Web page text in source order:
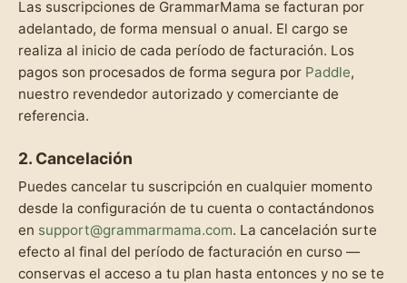
Las suscripciones de GrammarMama se facturan por
adelantado, de forma mensual o anual. El cargo se
realiza al inicio de cada período de facturación. Los
pagos son procesados de forma segura por Paddle,
nuestro revendedor autorizado y comerciante de
referencia.
2. Cancelación
Puedes cancelar tu suscripción en cualquier momento
desde la configuración de tu cuenta o contactándonos
en support@grammarmama.com. La cancelación surte
efecto al final del período de facturación en curso —
conservas el acceso a tu plan hasta entonces y no se te